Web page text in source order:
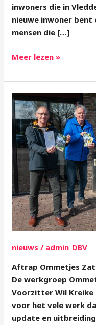
inwoners die in
nieuwe inwoner
mensen die […]
Meer lezen »
nieuws / admin_DBV
Aftrap Ommetjes
De werkgroep
Voorzitter Wil
voor het vele werk
update en
Aftrap
Ommetjes